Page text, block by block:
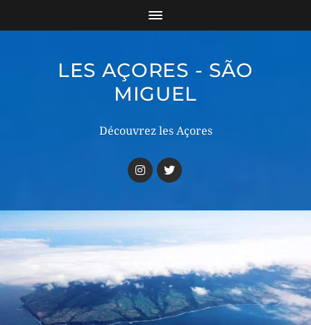
LES AÇORES - SÃO
MIGUEL
Découvrez les Açores